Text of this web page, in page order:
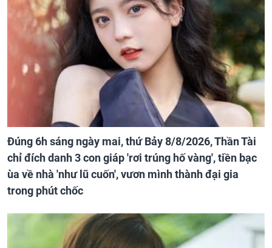
Đúng 6h sáng ngày mai, thứ Bảy 8/8/2026, Thần Tài
chỉ đích danh 3 con giáp 'rơi trúng hố vàng', tiền bạc
ùa về nhà 'như lũ cuốn', vươn mình thành đại gia
trong phút chốc